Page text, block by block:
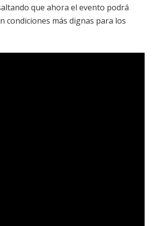
que ahora el evento podrá
condiciones más dignas para los